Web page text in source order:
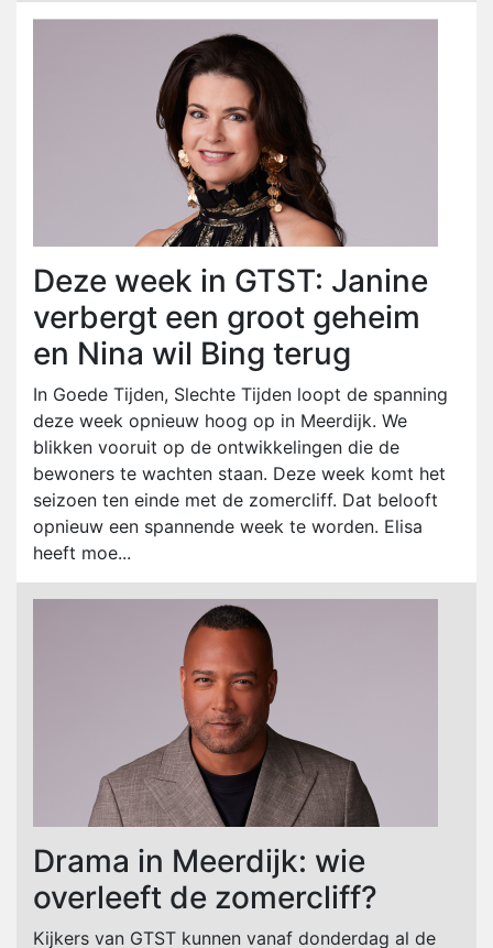
Deze week in GTST: Janine
verbergt een groot geheim
en Nina wil Bing terug
In Goede Tijden, Slechte Tijden loopt de spanning
deze week opnieuw hoog op in Meerdijk. We
blikken vooruit op de ontwikkelingen die de
bewoners te wachten staan. Deze week komt het
seizoen ten einde met de zomercliff. Dat belooft
opnieuw een spannende week te worden. Elisa
heeft moe...
Drama in Meerdijk: wie
overleeft de zomercliff?
Kijkers van GTST kunnen vanaf donderdag al de